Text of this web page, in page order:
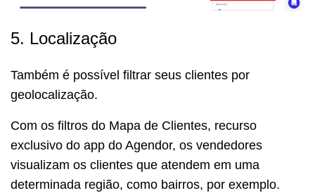
5. Localização
Também é possível filtrar seus clientes por
geolocalização.
Com os filtros do Mapa de Clientes, recurso
exclusivo do app do Agendor, os vendedores
visualizam os clientes que atendem em uma
determinada região, como bairros, por exemplo.